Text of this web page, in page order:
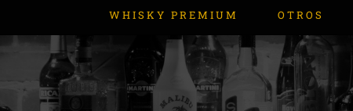
WHISKY PREMIUM OTROS